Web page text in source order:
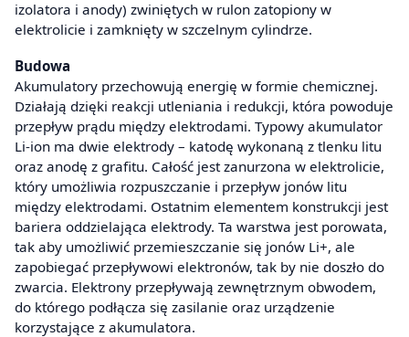
izolatora i anody) zwiniętych w rulon zatopiony w
elektrolicie i zamknięty w szczelnym cylindrze.
Budowa
Akumulatory przechowują energię w formie chemicznej.
Działają dzięki reakcji utleniania i redukcji, która powoduje
przepływ prądu między elektrodami. Typowy akumulator
Li-ion ma dwie elektrody – katodę wykonaną z tlenku litu
oraz anodę z grafitu. Całość jest zanurzona w elektrolicie,
który umożliwia rozpuszczanie i przepływ jonów litu
między elektrodami. Ostatnim elementem konstrukcji jest
bariera oddzielająca elektrody. Ta warstwa jest porowata,
tak aby umożliwić przemieszczanie się jonów Li+, ale
zapobiegać przepływowi elektronów, tak by nie doszło do
zwarcia. Elektrony przepływają zewnętrznym obwodem,
do którego podłącza się zasilanie oraz urządzenie
korzystające z akumulatora.